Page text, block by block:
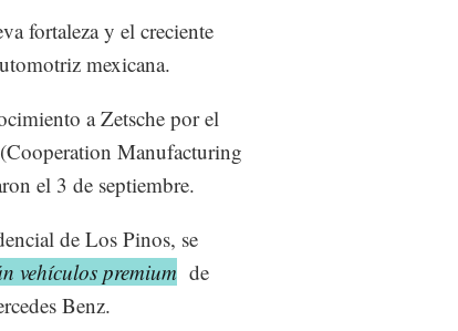
fortaleza y el creciente
mexicana.
a Zetsche por el
Manufacturing
el 3 de septiembre.
de Los Pinos, se
vehículos premium de
Benz.